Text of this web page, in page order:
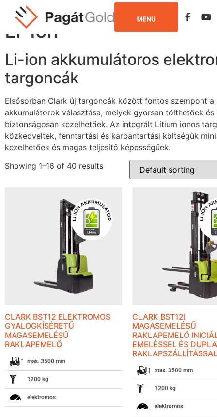
Home/
Li-Ion
Li-ion akkumulátoros
targoncák
Elsősorban Clark új targoncák között fontos szempont a
akkumulátorok választása, melyek gyorsan tölthetőek és
biztonságosan kezelhetőek. Az integrált Lítium ionos
közkedveltek, fenntartási és karbantartási költségük
kezelhetőek és magas teljesítő képességűek.
Showing 1–16 of 40 results
CLARK BST12 ELEKTROMOS
GYALOGKÍSÉRETŰ
MAGASEMELÉSŰ
RAKLAPEMELŐ
max. 3500 mm
1200 kg
elektromos
CLARK BST12I
MAGASEMELÉSŰ
RAKLAPEMELŐ
EMELÉSSEL ÉS DUPLA
RAKLAPSZÁLLÍTÁSSAL
max. 3500 mm
1200 kg
elektromos